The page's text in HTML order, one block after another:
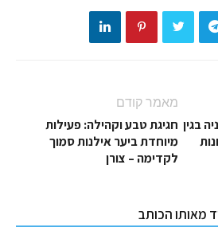
מאמר קודם
חגיגת טבע וקהילה: פעילות
מיוחדת ביער אילנות סמוך
לקדימה – צורן
בגין
מאותו הכותב